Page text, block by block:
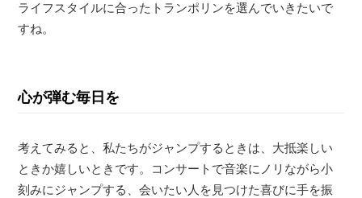
ライフスタイルに合ったトランポリンを選んでいきたいで
すね。
心が弾む毎日を
考えてみると、私たちがジャンプするときは、大抵楽しい
ときか嬉しいときです。コンサートで音楽にノリながら小
刻みにジャンプする、会いたい人を見つけた喜びに手を振